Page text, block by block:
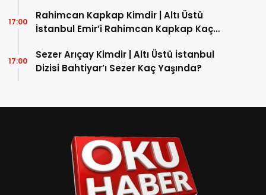
Dizisi Oyuncusu Kaan Akkaya Nasıl Ünlü
Oldu?
Rahimcan Kapkap Kimdir | Altı Üstü
İstanbul Emir’i Rahimcan Kapkap Kaç
Yaşında?
Sezer Arıçay Kimdir | Altı Üstü İstanbul